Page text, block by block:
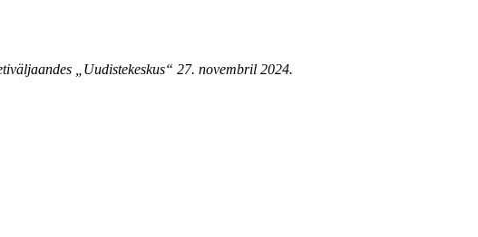
„Uudistekeskus“ 27. novembril 2024.